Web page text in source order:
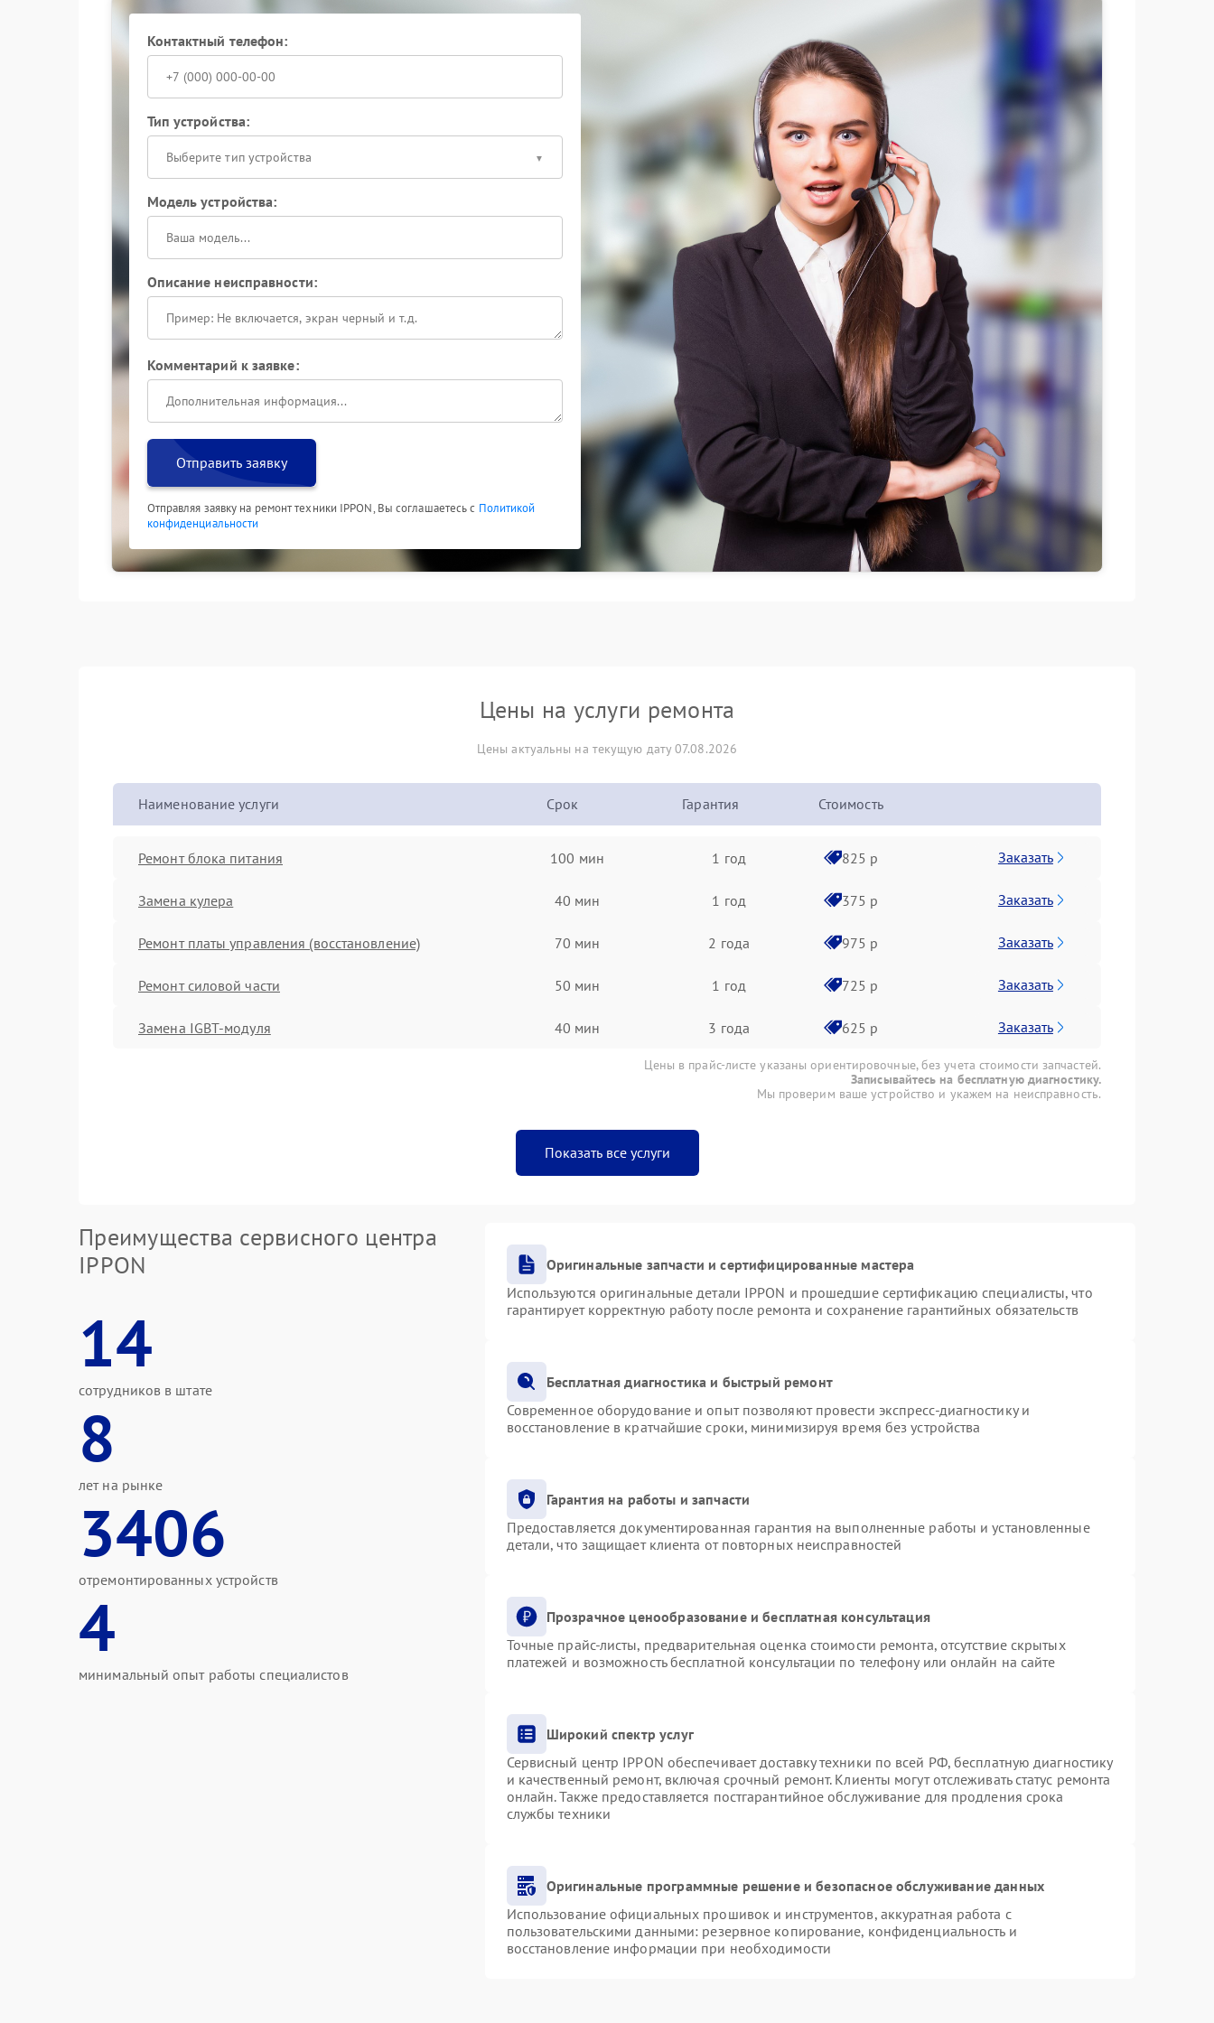
Ремонт в сервисном центре
Эксплуатация ИБП с постоянными щелчками может привести к повреждению внутренних
элементов и полной остановке устройства. Сервисный центр Ippon выполнит ремонт, заменит
поврежденные детали и устранит причины нестабильной работы. При первых признаках
неисправности стоит обратиться к специалистам, чтобы сохранить надежную работу оборудования
на длительный срок.
Контактный телефон:
Тип устройства:
Выберите тип устройства
Модель устройства:
Описание неисправности:
Комментарий к заявке:
Отправить заявку
Отправляя заявку на ремонт техники IPPON, Вы соглашаетесь с Политикой
конфиденциальности
Цены на услуги ремонта
Цены актуальны на текущую дату 07.08.2026
Наименование услуги Срок Гарантия Стоимость
Ремонт блока питания 100 мин 1 год 825 р Заказать
Замена кулера 40 мин 1 год 375 р Заказать
Ремонт платы управления (восстановление) 70 мин 2 года 975 р Заказать
Ремонт силовой части 50 мин 1 год 725 р Заказать
Замена IGBT-модуля 40 мин 3 года 625 р Заказать
Цены в прайс-листе указаны ориентировочные, без учета стоимости запчастей.
Записывайтесь на бесплатную диагностику.
Мы проверим ваше устройство и укажем на неисправность.
Показать все услуги
Преимущества сервисного центра
IPPON
14
сотрудников в штате
8
лет на рынке
3406
отремонтированных устройств
4
минимальный опыт работы специалистов
Оригинальные запчасти и сертифицированные мастера
Используются оригинальные детали IPPON и прошедшие сертификацию специалисты, что
гарантирует корректную работу после ремонта и сохранение гарантийных обязательств
Бесплатная диагностика и быстрый ремонт
Современное оборудование и опыт позволяют провести экспресс-диагностику и
восстановление в кратчайшие сроки, минимизируя время без устройства
Гарантия на работы и запчасти
Предоставляется документированная гарантия на выполненные работы и установленные
детали, что защищает клиента от повторных неисправностей
Прозрачное ценообразование и бесплатная консультация
Точные прайс-листы, предварительная оценка стоимости ремонта, отсутствие скрытых
платежей и возможность бесплатной консультации по телефону или онлайн на сайте
Широкий спектр услуг
Сервисный центр IPPON обеспечивает доставку техники по всей РФ, бесплатную диагностику
и качественный ремонт, включая срочный ремонт. Клиенты могут отслеживать статус ремонта
онлайн. Также предоставляется постгарантийное обслуживание для продления срока
службы техники
Оригинальные программные решение и безопасное обслуживание данных
Использование официальных прошивок и инструментов, аккуратная работа с
пользовательскими данными: резервное копирование, конфиденциальность и
восстановление информации при необходимости